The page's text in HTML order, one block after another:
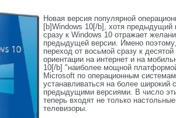
Новая версия популярной
[b]Windows 10[/b], хотя
сразу к Windows 10 отражает
предыдущей версии. Имено
переход от восьмой сразу к
ориентации на интернет и на
10[/b] "наиболее мощной
Microsoft по операционным
устанавливаться на более широкий
предыдущими версиями. В число
теперь входят не только
телевизоры.